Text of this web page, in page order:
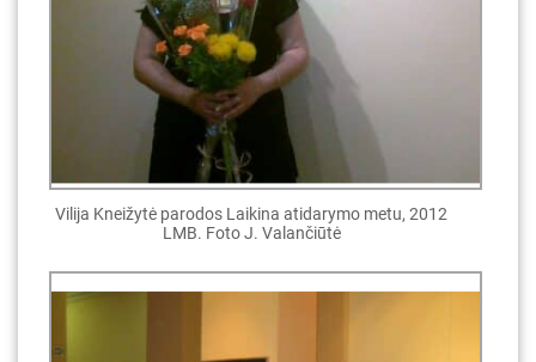
Vilija Kneižytė parodos Laikina atidarymo metu, 2012
LMB. Foto J. Valančiūtė